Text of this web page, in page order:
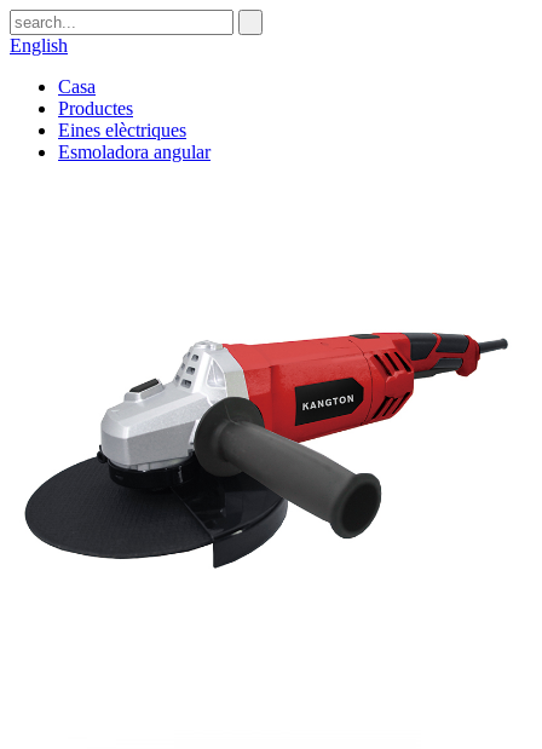
English
Casa
Productes
Eines elèctriques
Esmoladora angular